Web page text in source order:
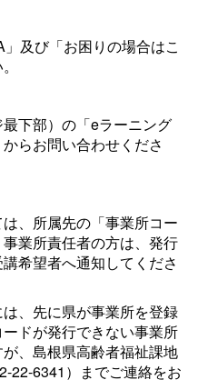
及び「お困りの場合はこ
下部）の「eラーニング
らお問い合わせくださ
、所属先の「事業所コー
業所責任者の方は、発行
希望者へ通知してくださ
、先に県が事業所を登録
ドが発行できない事業所
、島根県高齢者福祉課地
22-6341）までご連絡をお